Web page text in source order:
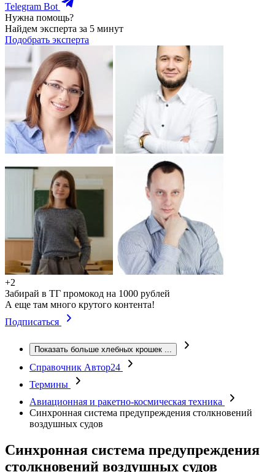
Telegram Bot
Нужна помощь?
Найдем эксперта за 5 минут
Подобрать эксперта
+2
Забирай в ТГ промокод на 1000 рублей
А еще там много крутого контента!
Подписаться
Показать больше хлебных крошек ...
Справочник Автор24
Термины
Авиационная и ракетно-космическая техника
Синхронная система предупреждения столкновений
воздушных судов
Синхронная система предупреждения
столкновений воздушных судов